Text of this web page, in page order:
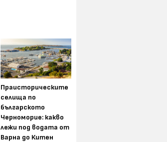
Праисторическите
селища по
българското
Черноморие: какво
лежи под водата от
Варна до Китен